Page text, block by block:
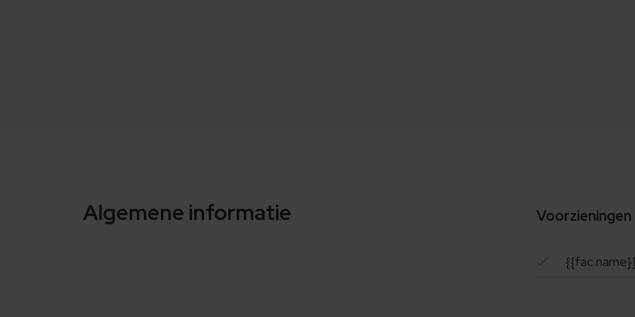
Algemene informatie Voorzieningen